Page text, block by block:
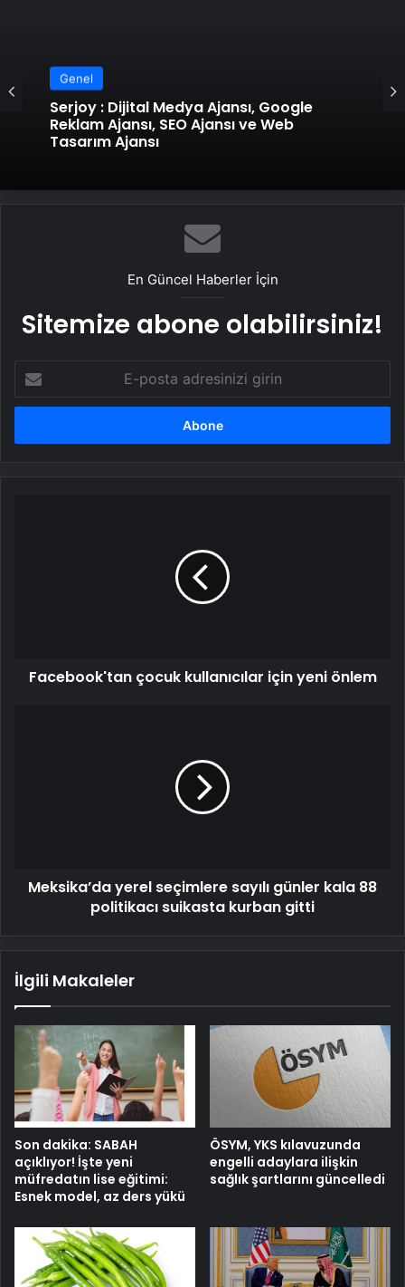
Genel
Serjoy : Dijital Medya Ajansı, Google
Reklam Ajansı, SEO Ajansı ve Web
Tasarım Ajansı
En Güncel Haberler İçin
Sitemize abone olabilirsiniz!
posta
adresinizi
Facebook'tan çocuk kullanıcılar için yeni önlem
kurban
Meksika’da yerel seçimlere sayılı günler kala 88
politikacı suikasta kurban gitti
İlgili Makaleler
Son dakika: SABAH
açıklıyor! İşte yeni
müfredatın lise eğitimi:
Esnek model, az ders yükü
ÖSYM, YKS kılavuzunda
engelli adaylara ilişkin
sağlık şartlarını güncelledi